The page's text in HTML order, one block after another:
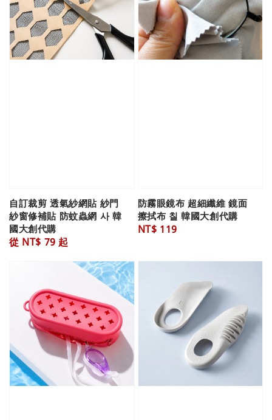
自訂裁剪 透氣紗網貼 紗門
紗窗修補貼 防蚊蟲網 사 韓
國大創代購
Regular
從 NT$ 79 起
防霧眼鏡布 超細纖維 鏡面
擦拭布 칠 韓國大創代購
Regular
NT$ 119